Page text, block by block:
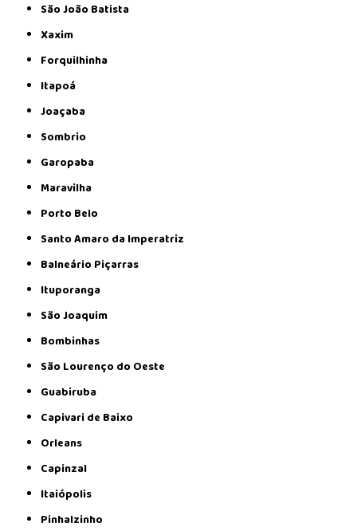
São João Batista
Xaxim
Forquilhinha
Itapoá
Joaçaba
Sombrio
Garopaba
Maravilha
Porto Belo
Santo Amaro da Imperatriz
Balneário Piçarras
Ituporanga
São Joaquim
Bombinhas
São Lourenço do Oeste
Guabiruba
Capivari de Baixo
Orleans
Capinzal
Itaiópolis
Pinhalzinho